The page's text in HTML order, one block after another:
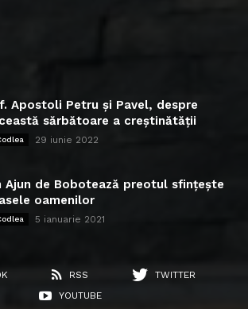
Apostoli Petru și Pavel, despre
sărbătoare a creștinătății
29 iunie 2022
Ajun de Bobotează preotul sfințește
oamenilor
5 ianuarie 2021
RSS
TWITTER
YOUTUBE